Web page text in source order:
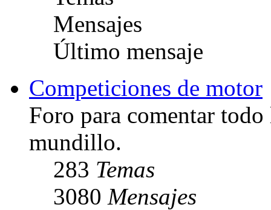
Mensajes
Último mensaje
Competiciones de motor
Foro para comentar
mundillo.
283 Temas
3080 Mensajes